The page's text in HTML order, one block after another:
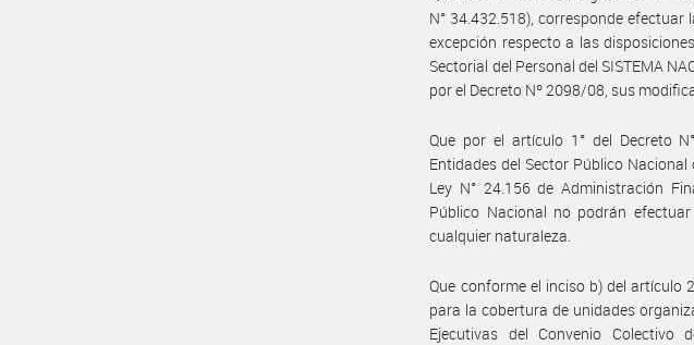
N° 34.432.518), corresponde
excepción respecto a las
Sectorial del Personal del SISTEMA
por el Decreto Nº 2098/08, sus
Que por el artículo 1° del Decreto
Entidades del Sector Público
Ley N° 24.156 de Administración
Público Nacional no podrán
cualquier naturaleza.
Que conforme el inciso b) del artículo
para la cobertura de unidades
Ejecutivas del Convenio Colectivo